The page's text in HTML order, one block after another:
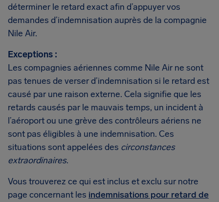
déterminer le retard exact afin d’appuyer vos
demandes d’indemnisation auprès de la compagnie
Nile Air.
Exceptions :
Les compagnies aériennes comme Nile Air ne sont
pas tenues de verser d’indemnisation si le retard est
causé par une raison externe. Cela signifie que les
retards causés par le mauvais temps, un incident à
l’aéroport ou une grève des contrôleurs aériens ne
sont pas éligibles à une indemnisation. Ces
situations sont appelées des circonstances
extraordinaires.
Vous trouverez ce qui est inclus et exclu sur notre
page concernant les indemnisations pour retard de